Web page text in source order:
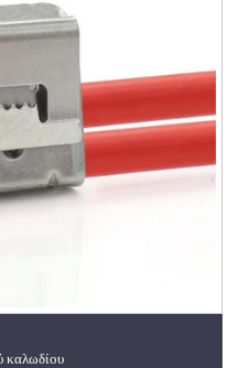
καλωδίου